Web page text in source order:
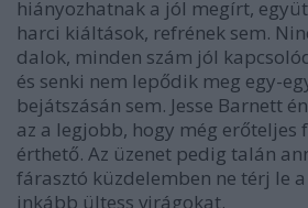
hiányozhatnak a jól megírt,
harci kiáltások, refrének sem.
dalok, minden szám jól
és senki nem lepődik meg egy-
bejátszásán sem. Jesse Barnett
az a legjobb, hogy még erőteljes
érthető. Az üzenet pedig talán
fárasztó küzdelemben ne térj le
inkább ültess virágokat.